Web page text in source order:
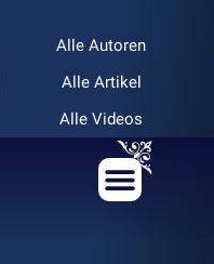
Alle Autoren
Alle Artikel
Alle Videos